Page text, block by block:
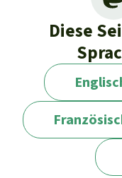
Indien,
Russland,
Südkorea, die
Königreich, die
Amerika und
Indonesien hat
2021 bis zum
Diese